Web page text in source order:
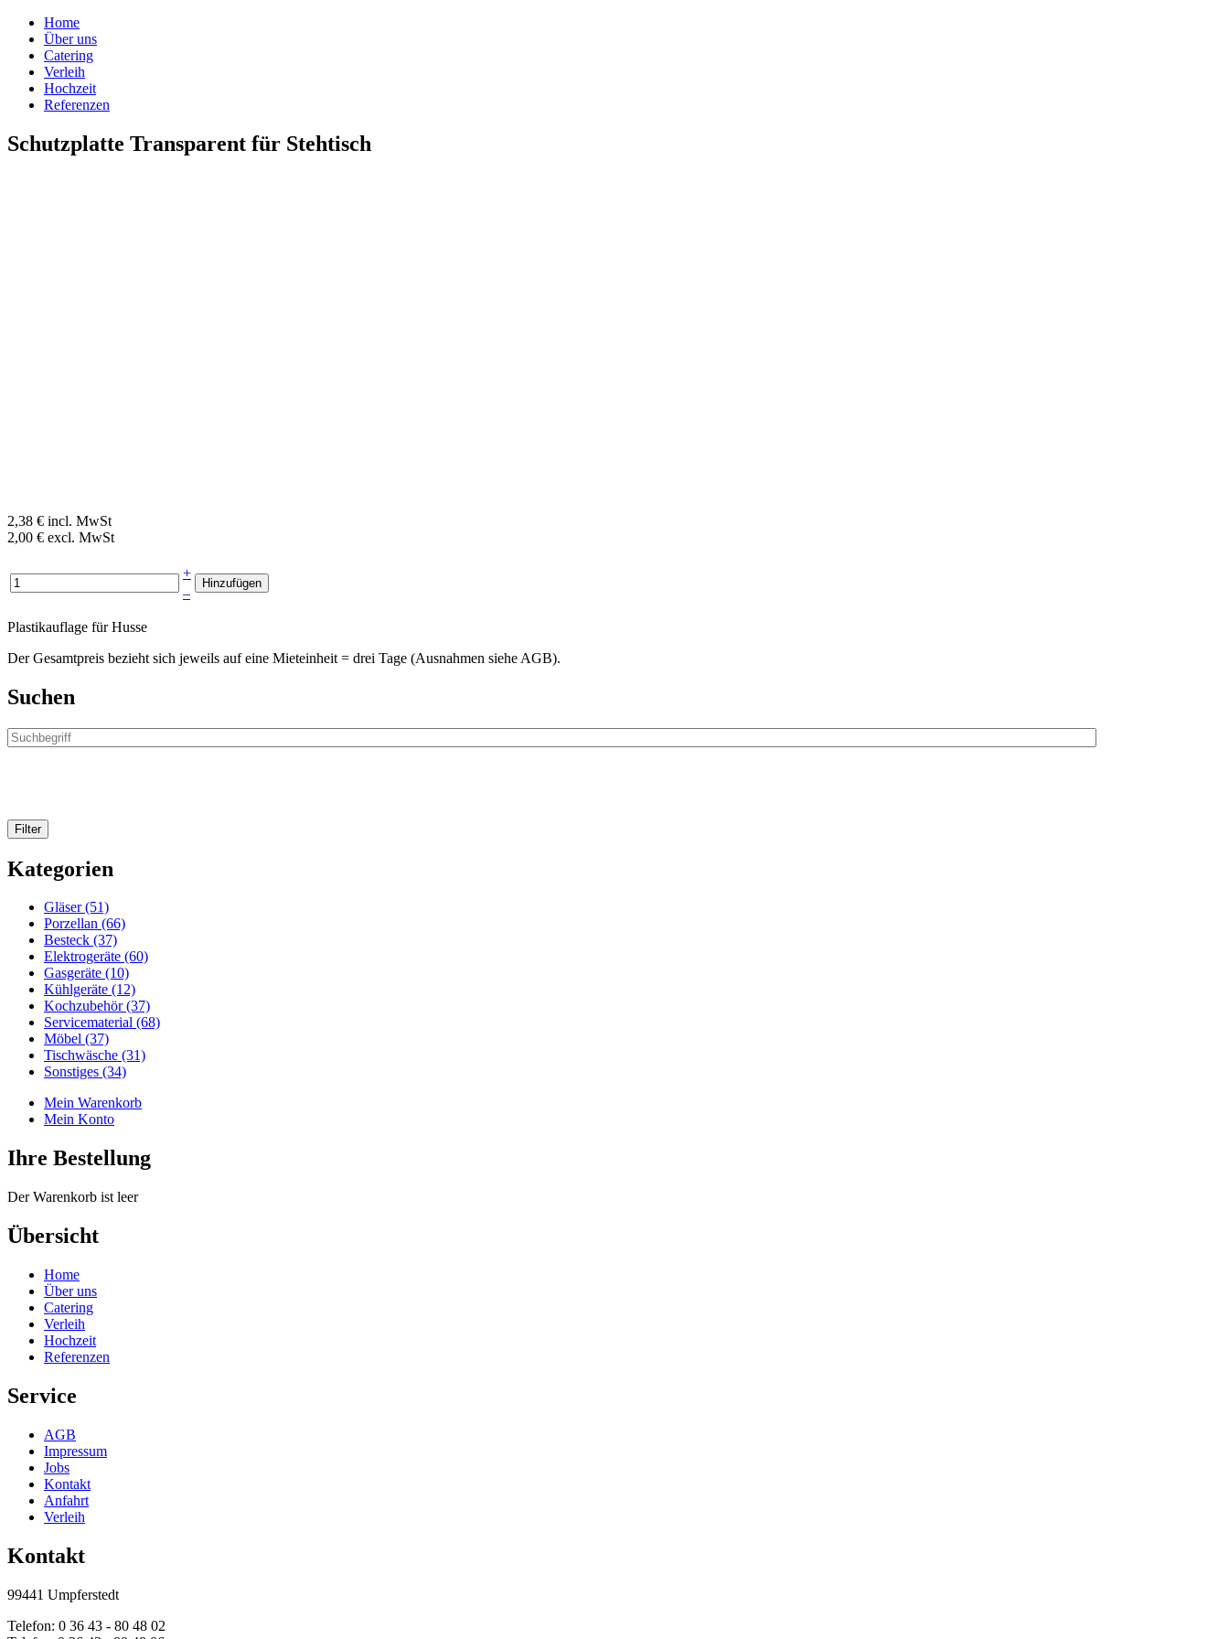
Home
Über uns
Catering
Verleih
Hochzeit
Referenzen
Schutzplatte Transparent für Stehtisch
2,38 € incl. MwSt
2,00 € excl. MwSt
+
–
Plastikauflage für Husse
Der Gesamtpreis bezieht sich jeweils auf eine Mieteinheit = drei Tage (Ausnahmen siehe AGB).
Suchen
Kategorien
Gläser (51)
Porzellan (66)
Besteck (37)
Elektrogeräte (60)
Gasgeräte (10)
Kühlgeräte (12)
Kochzubehör (37)
Servicematerial (68)
Möbel (37)
Tischwäsche (31)
Sonstiges (34)
Mein Warenkorb
Mein Konto
Ihre Bestellung
Der Warenkorb ist leer
Übersicht
Home
Über uns
Catering
Verleih
Hochzeit
Referenzen
Service
AGB
Impressum
Jobs
Kontakt
Anfahrt
Verleih
Kontakt
99441 Umpferstedt
Telefon: 0 36 43 - 80 48 02